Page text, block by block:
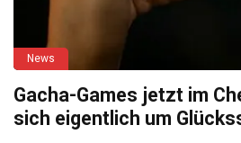
News
Gacha-Games jetzt im
sich eigentlich um